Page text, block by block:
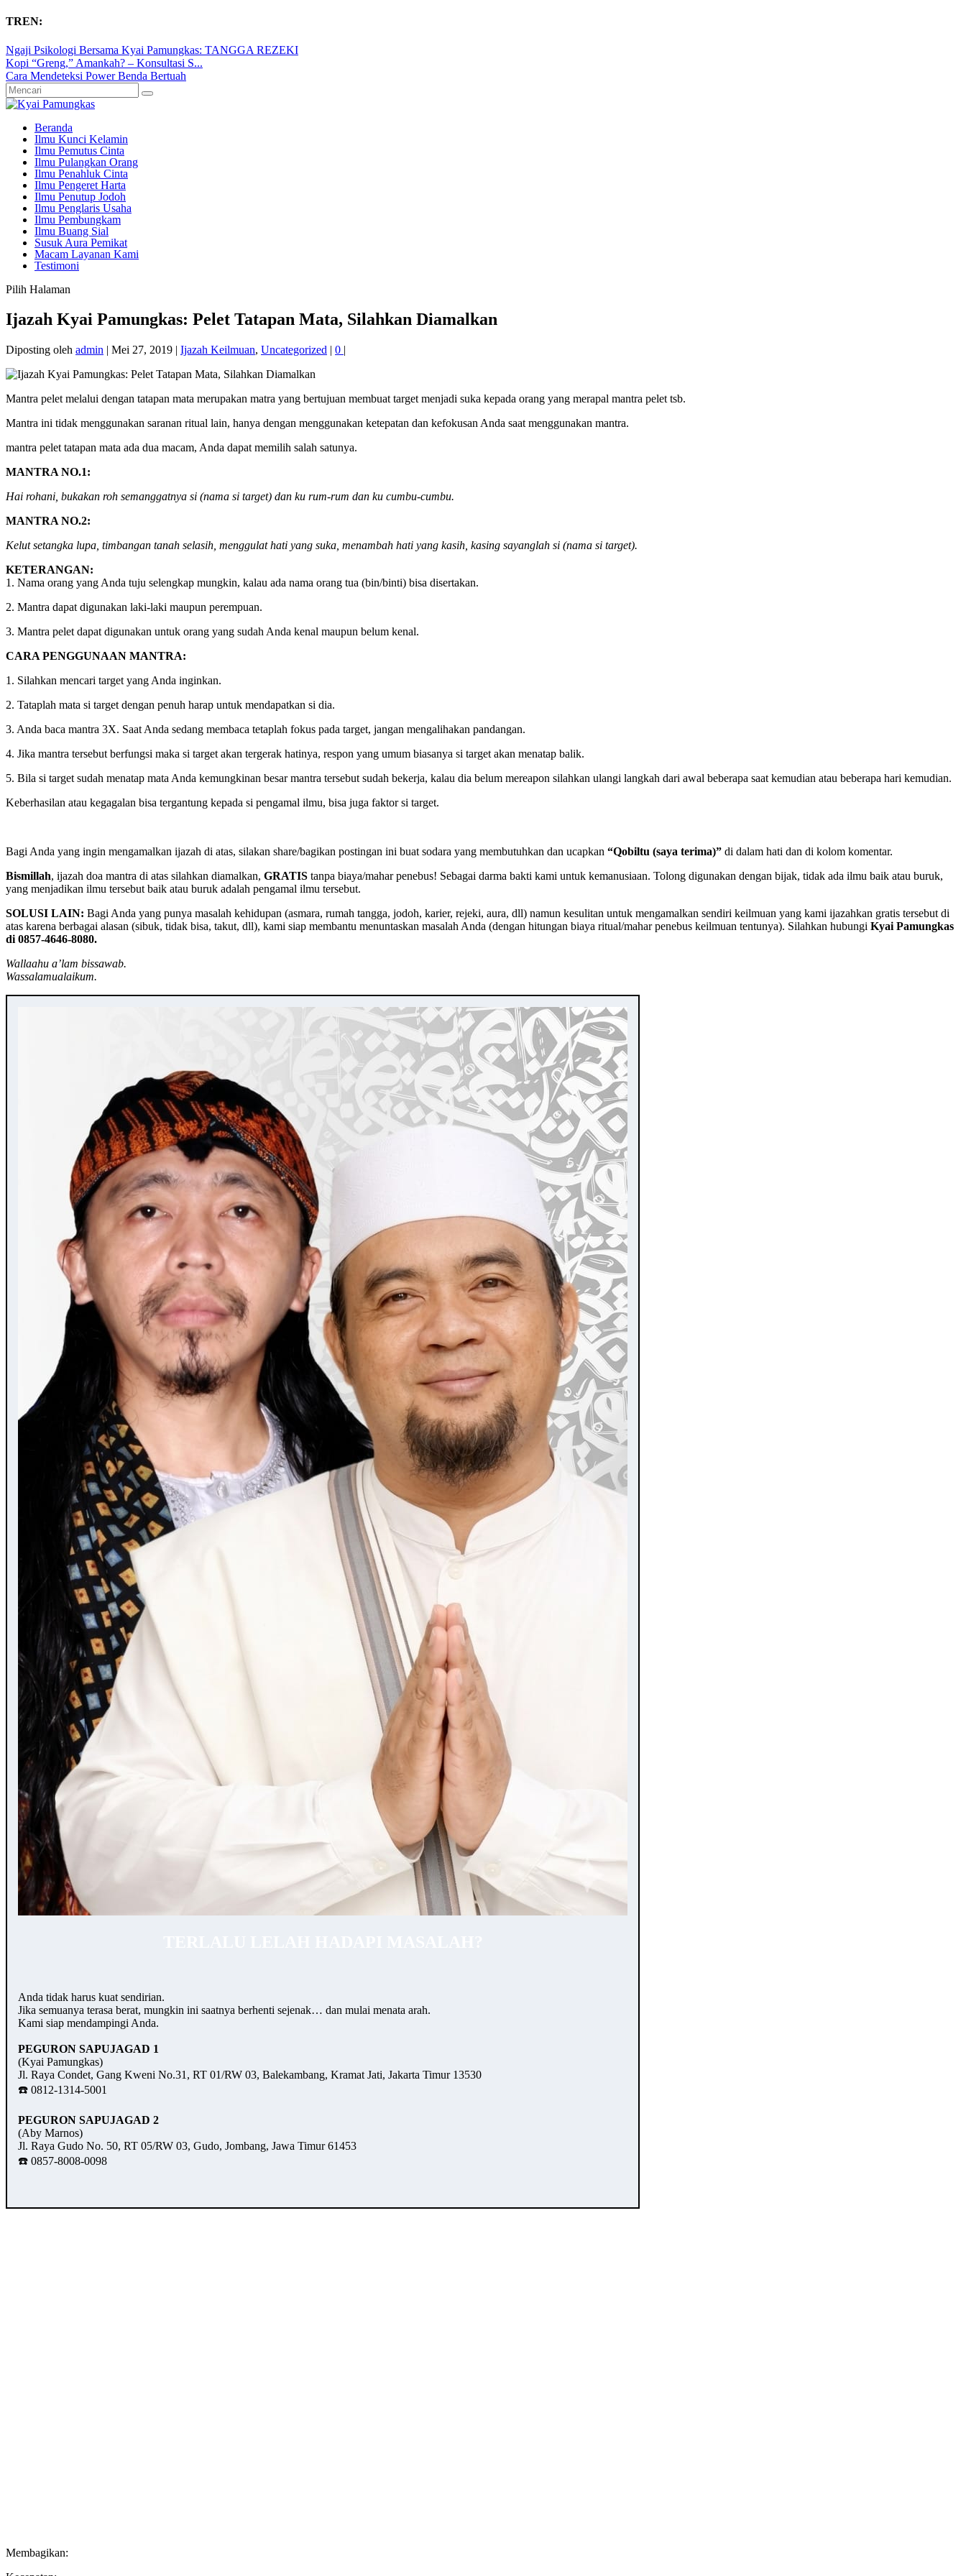
TREN:
Ngaji Psikologi Bersama Kyai Pamungkas: TANGGA REZEKI
Kopi “Greng,” Amankah? – Konsultasi S...
Cara Mendeteksi Power Benda Bertuah
Beranda
Ilmu Kunci Kelamin
Ilmu Pemutus Cinta
Ilmu Pulangkan Orang
Ilmu Penahluk Cinta
Ilmu Pengeret Harta
Ilmu Penutup Jodoh
Ilmu Penglaris Usaha
Ilmu Pembungkam
Ilmu Buang Sial
Susuk Aura Pemikat
Macam Layanan Kami
Testimoni
Pilih Halaman
Ijazah Kyai Pamungkas: Pelet Tatapan Mata, Silahkan Diamalkan
Diposting oleh admin | Mei 27, 2019 | Ijazah Keilmuan, Uncategorized | 0 |
Mantra pelet melalui dengan tatapan mata merupakan matra yang bertujuan membuat target menjadi suka kepada orang yang merapal mantra pelet tsb.
Mantra ini tidak menggunakan saranan ritual lain, hanya dengan menggunakan ketepatan dan kefokusan Anda saat menggunakan mantra.
mantra pelet tatapan mata ada dua macam, Anda dapat memilih salah satunya.
MANTRA NO.1:
Hai rohani, bukakan roh semanggatnya si (nama si target) dan ku rum-rum dan ku cumbu-cumbu.
MANTRA NO.2:
Kelut setangka lupa, timbangan tanah selasih, menggulat hati yang suka, menambah hati yang kasih, kasing sayanglah si (nama si target).
KETERANGAN:
1. Nama orang yang Anda tuju selengkap mungkin, kalau ada nama orang tua (bin/binti) bisa disertakan.
2. Mantra dapat digunakan laki-laki maupun perempuan.
3. Mantra pelet dapat digunakan untuk orang yang sudah Anda kenal maupun belum kenal.
CARA PENGGUNAAN MANTRA:
1. Silahkan mencari target yang Anda inginkan.
2. Tataplah mata si target dengan penuh harap untuk mendapatkan si dia.
3. Anda baca mantra 3X. Saat Anda sedang membaca tetaplah fokus pada target, jangan mengalihakan pandangan.
4. Jika mantra tersebut berfungsi maka si target akan tergerak hatinya, respon yang umum biasanya si target akan menatap balik.
5. Bila si target sudah menatap mata Anda kemungkinan besar mantra tersebut sudah bekerja, kalau dia belum mereapon silahkan ulangi langkah dari awal beberapa saat kemudian atau beberapa hari kemudian.
Keberhasilan atau kegagalan bisa tergantung kepada si pengamal ilmu, bisa juga faktor si target.
Bagi Anda yang ingin mengamalkan ijazah di atas, silakan share/bagikan postingan ini buat sodara yang membutuhkan dan ucapkan “Qobiltu (saya terima)” di dalam hati dan di kolom komentar.
Bismillah, ijazah doa mantra di atas silahkan diamalkan, GRATIS tanpa biaya/mahar penebus! Sebagai darma bakti kami untuk kemanusiaan. Tolong digunakan dengan bijak, tidak ada ilmu baik atau buruk,
yang menjadikan ilmu tersebut baik atau buruk adalah pengamal ilmu tersebut.
SOLUSI LAIN: Bagi Anda yang punya masalah kehidupan (asmara, rumah tangga, jodoh, karier, rejeki, aura, dll) namun kesulitan untuk mengamalkan sendiri keilmuan yang kami ijazahkan gratis tersebut di
atas karena berbagai alasan (sibuk, tidak bisa, takut, dll), kami siap membantu menuntaskan masalah Anda (dengan hitungan biaya ritual/mahar penebus keilmuan tentunya). Silahkan hubungi Kyai Pamungkas
di 0857-4646-8080.
Wallaahu a’lam bissawab.
Wassalamualaikum.
Anda tidak harus kuat sendirian.
Jika semuanya terasa berat, mungkin ini saatnya berhenti sejenak… dan mulai menata arah.
Kami siap mendampingi Anda.
PEGURON SAPUJAGAD 1
(Kyai Pamungkas)
Jl. Raya Condet, Gang Kweni No.31, RT 01/RW 03, Balekambang, Kramat Jati, Jakarta Timur 13530
☎️ 0812-1314-5001
PEGURON SAPUJAGAD 2
(Aby Marnos)
Jl. Raya Gudo No. 50, RT 05/RW 03, Gudo, Jombang, Jawa Timur 61453
☎️ 0857-8008-0098
Membagikan: